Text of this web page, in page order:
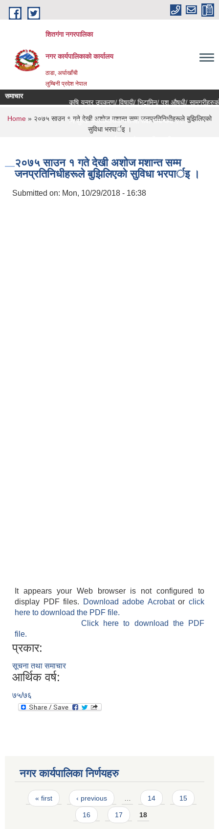
Skip to main content
शितगंगा नगरपालिका
नगर कार्यपालिकाकाे कार्यालय
ठाडा, अर्घाखाँची
लुम्बिनी प्रदेश नेपाल
समाचार
कृषि यन्त्र उपकरण/ विषादी/ भिटामिन/ पशु औषधी/
।।। नि:शुल्क मनोसामाजिक परामर्श सेवा सम्बन्धमा ।।।
You are here
Home » २०७५ साउन १ गते देखी अशाेज मशान्त सम्म जनप्रतिनिधीहरूले बुझिलिएको
सुविधा भरपार्इ ।
२०७५ साउन १ गते देखी अशाेज मशान्त सम्म
जनप्रतिनिधीहरूले बुझिलिएको सुविधा भरपार्इ ।
Submitted on: Mon, 10/29/2018 - 16:38
It appears your Web browser is not configured to
display PDF files.
Download adobe Acrobatorclick
here to download the PDF file.
Click here to download the PDF
file.
प्रकार:
सूचना तथा समाचार
आर्थिक वर्ष:
७५/७६
नगर कार्यपालिका निर्णयहरु
Pages
« first ‹ previous … 14 15
16 17 18